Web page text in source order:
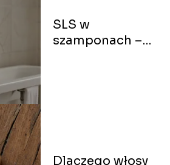
SLS w
szamponach –
Dlaczego włosy